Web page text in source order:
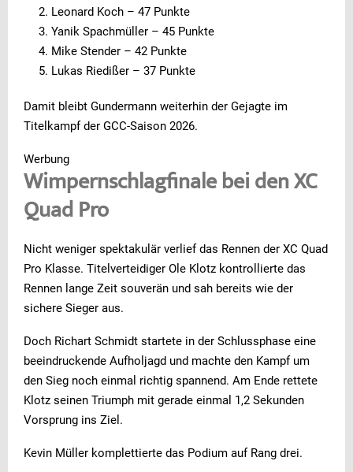
Leonard Koch – 47 Punkte
Yanik Spachmüller – 45 Punkte
Mike Stender – 42 Punkte
Lukas Riedißer – 37 Punkte
Damit bleibt Gundermann weiterhin der Gejagte im
Titelkampf der GCC-Saison 2026.
Werbung
Wimpernschlagfinale bei den XC
Quad Pro
Nicht weniger spektakulär verlief das Rennen der XC Quad
Pro Klasse. Titelverteidiger Ole Klotz kontrollierte das
Rennen lange Zeit souverän und sah bereits wie der
sichere Sieger aus.
Doch Richart Schmidt startete in der Schlussphase eine
beeindruckende Aufholjagd und machte den Kampf um
den Sieg noch einmal richtig spannend. Am Ende rettete
Klotz seinen Triumph mit gerade einmal 1,2 Sekunden
Vorsprung ins Ziel.
Kevin Müller komplettierte das Podium auf Rang drei.